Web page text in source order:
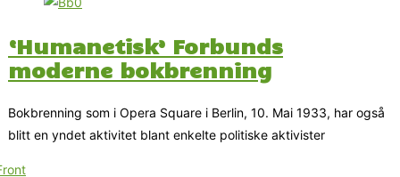
‘Humanetisk’ Forbunds
moderne bokbrenning
Bokbrenning som i Opera Square i Berlin, 10. Mai 1933, har også
blitt en yndet aktivitet blant enkelte politiske aktivister